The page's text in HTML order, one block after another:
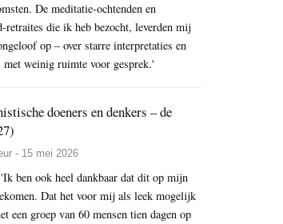
De meditatie-ochtenden en
retraites die ik heb bezocht, leverden mij
op – over starre interpretaties en
met weinig ruimte voor gesprek.'
doeners en denkers – de
- 15 mei 2026
ben ook heel dankbaar dat dit op mijn
Dat het voor mij als leek mogelijk
een groep van 60 mensen tien dagen op